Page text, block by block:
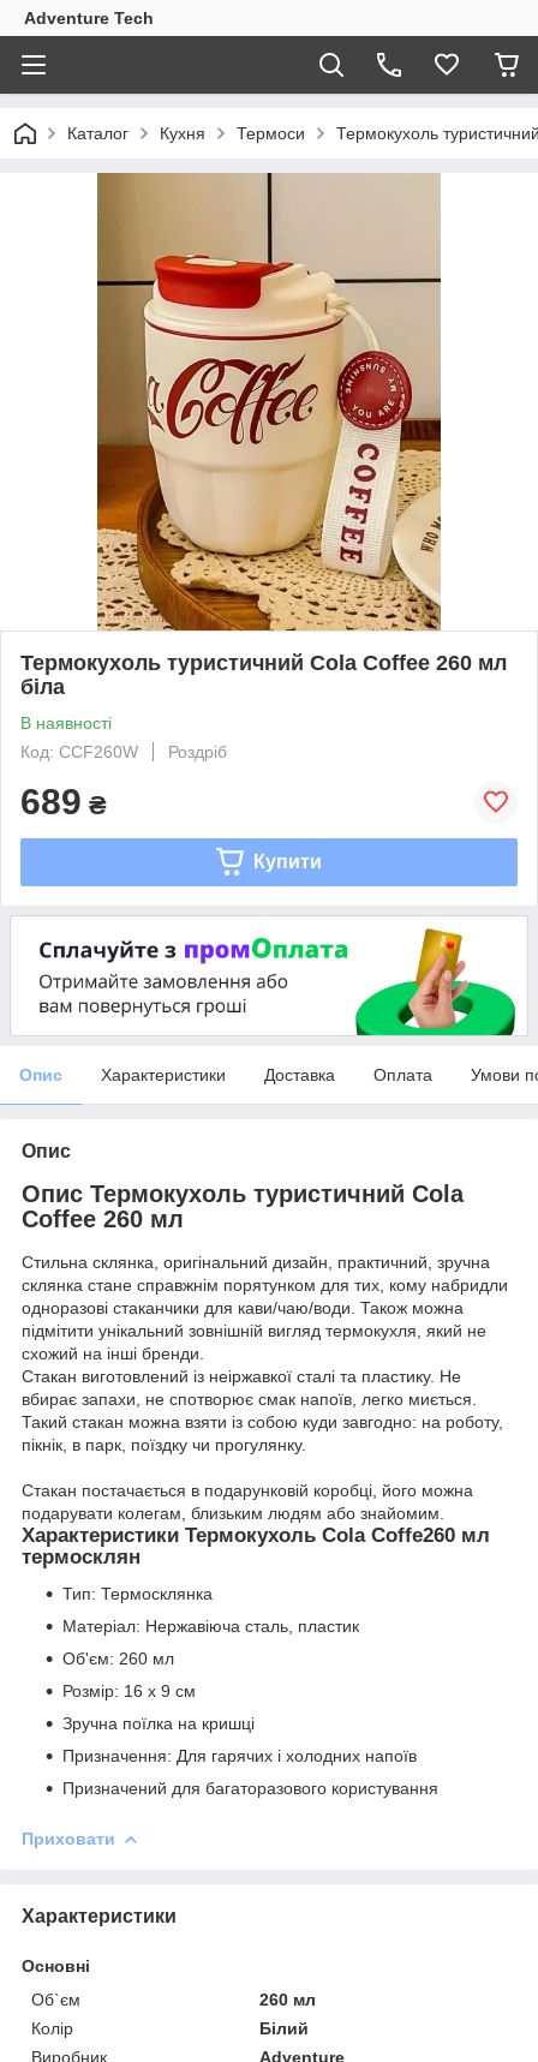
Adventure Tech
Каталог Кухня Термоси Термокухоль
Термокухоль туристичний Cola Coffee 260 мл
біла
В наявності
Код: CCF260W
Роздріб
689 ₴
Купити
Опис Характеристики Доставка Оплата Умови
Опис
Опис Термокухоль туристичний Cola
Coffee 260 мл
Стильна склянка, оригінальний дизайн, практичний, зручна
склянка стане справжнім порятунком для тих, кому набридли
одноразові стаканчики для кави/чаю/води. Також можна
підмітити унікальний зовнішній вигляд термокухля, який не
схожий на інші бренди.
Стакан виготовлений із неіржавкої сталі та пластику. Не
вбирає запахи, не спотворює смак напоїв, легко миється.
Такий стакан можна взяти із собою куди завгодно: на роботу,
пікнік, в парк, поїздку чи прогулянку.
Стакан постачається в подарунковій коробці, його можна
подарувати колегам, близьким людям або знайомим.
Характеристики Термокухоль Cola Coffe260 мл
термосклян
Тип: Термосклянка
Матеріал: Нержавіюча сталь, пластик
Об'єм: 260 мл
Розмір: 16 х 9 см
Зручна поїлка на кришці
Призначення: Для гарячих і холодних напоїв
Призначений для багаторазового користування
Приховати
Характеристики
Основні
Об`єм
260 мл
Колір
Білий
Виробник
Adventure